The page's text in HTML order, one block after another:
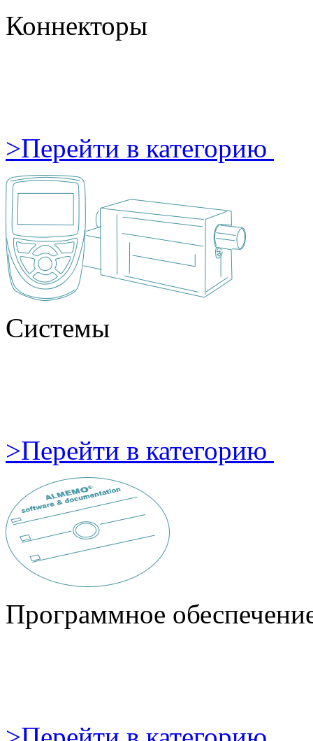
Коннекторы
>Перейти в категорию
Системы
>Перейти в категорию
Программное